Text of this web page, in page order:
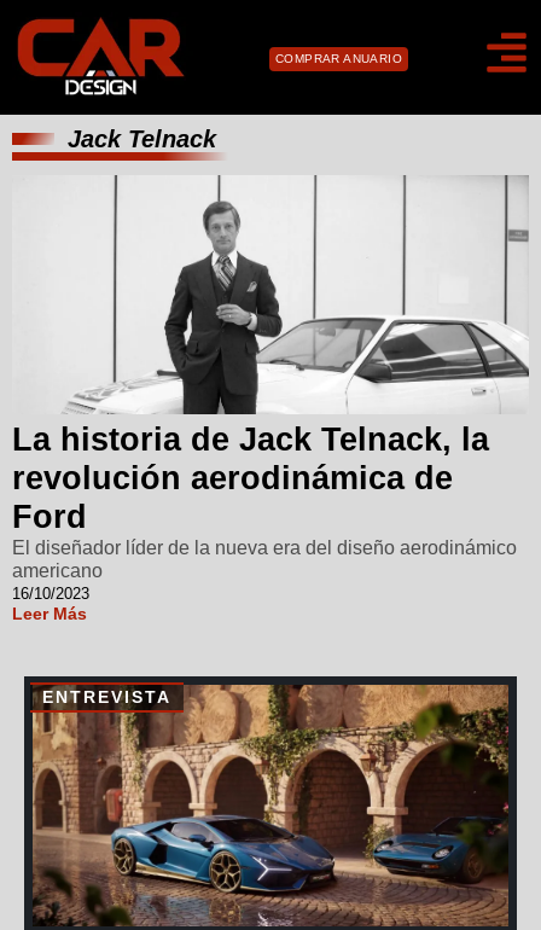
COMPRAR ANUARIO
Jack Telnack
La historia de Jack Telnack, la
revolución aerodinámica de
Ford
El diseñador líder de la nueva era del diseño aerodinámico
americano
16/10/2023
Leer Más
ENTREVISTA